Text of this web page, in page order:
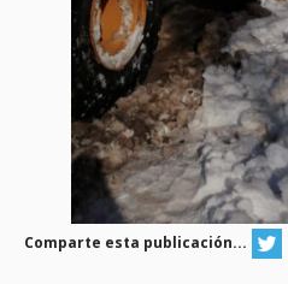
Comparte esta publicación...